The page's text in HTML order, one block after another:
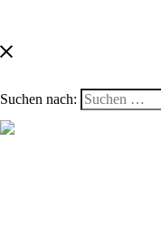
Suchen nach: